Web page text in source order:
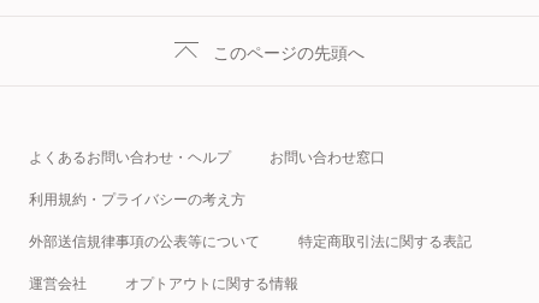
このページの先頭へ
よくあるお問い合わせ・ヘルプ お問い合わせ窓口
利用規約・プライバシーの考え方
外部送信規律事項の公表等について 特定商取引法に関する表記
運営会社 オプトアウトに関する情報